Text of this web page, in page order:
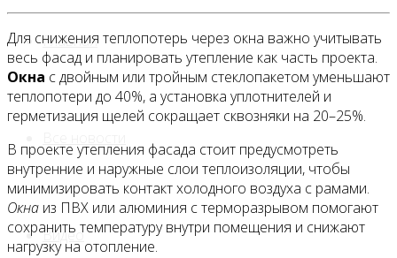
Главная
Видео
Для снижения теплопотерь через окна важно учитывать
весь фасад и планировать утепление как часть проекта.
Окна с двойным или тройным стеклопакетом уменьшают
теплопотери до 40%, а установка уплотнителей и
герметизация щелей сокращает сквозняки на 20–25%.
В проекте утепления фасада стоит предусмотреть
внутренние и наружные слои теплоизоляции, чтобы
минимизировать контакт холодного воздуха с рамами.
Окна из ПВХ или алюминия с терморазрывом помогают
сохранить температуру внутри помещения и снижают
нагрузку на отопление.